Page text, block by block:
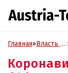
Главная»Власть и